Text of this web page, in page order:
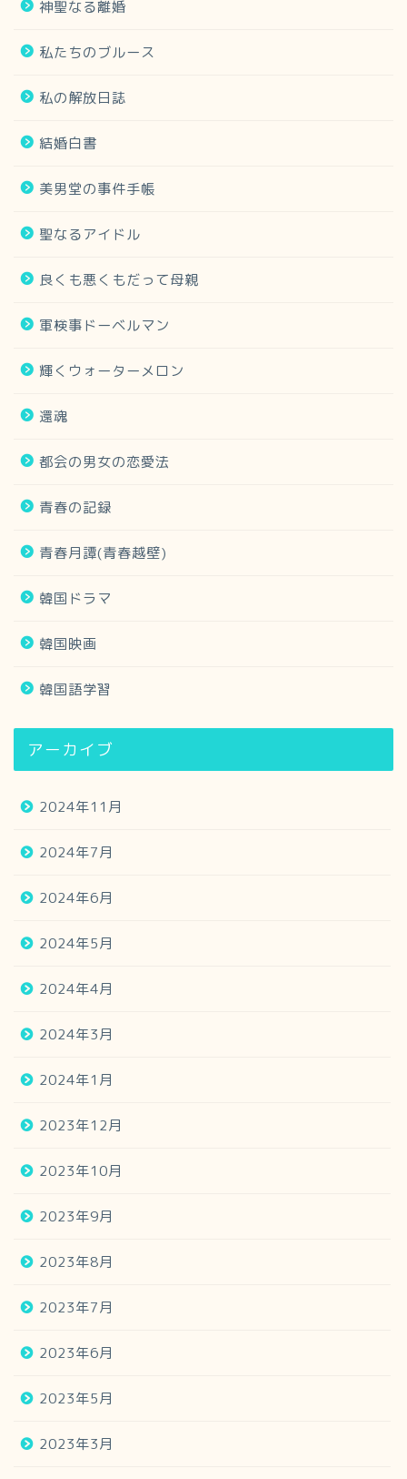
神聖なる離婚
私たちのブルース
私の解放日誌
結婚白書
美男堂の事件手帳
聖なるアイドル
良くも悪くもだって母親
軍検事ドーベルマン
輝くウォーターメロン
還魂
都会の男女の恋愛法
青春の記録
青春月譚(青春越壁)
韓国ドラマ
韓国映画
韓国語学習
アーカイブ
2024年11月
2024年7月
2024年6月
2024年5月
2024年4月
2024年3月
2024年1月
2023年12月
2023年10月
2023年9月
2023年8月
2023年7月
2023年6月
2023年5月
2023年3月